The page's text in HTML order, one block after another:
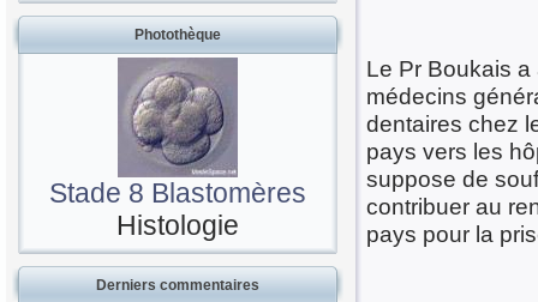
Photothèque
Stade 8 Blastomères
Histologie
Derniers commentaires
Le Pr Boukais
médecins
dentaires chez
pays vers les
suppose de
contribuer au
pays pour la